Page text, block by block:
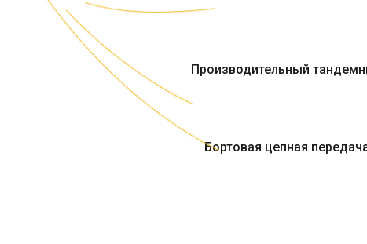
Производительный
Бортовая цепная